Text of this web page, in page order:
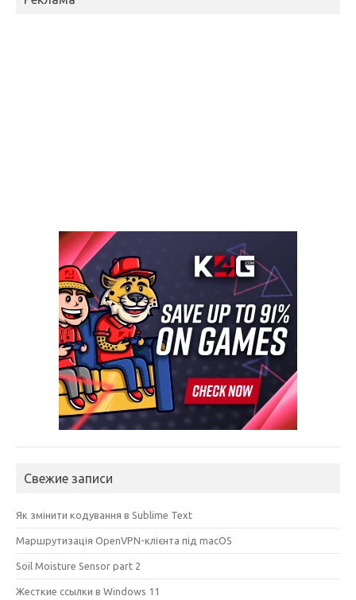
Свежие записи
Як змінити кодування в Sublime Text
Маршрутизація OpenVPN-клієнта під macOS
Soil Moisture Sensor part 2
Жесткие ссылки в Windows 11